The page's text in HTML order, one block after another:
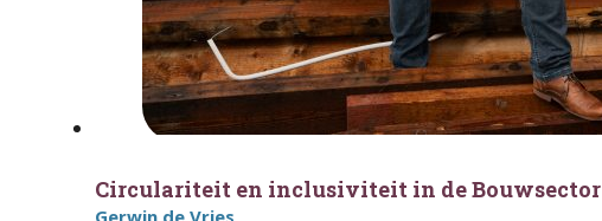
Circulariteit en inclusiviteit in de Bouwsector
Gerwin de Vries